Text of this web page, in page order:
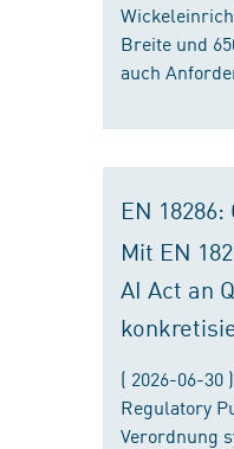
Breite und
auch
EN
Mit EN
AI Act an
( 2026-06-
Regulatory
Verordnung